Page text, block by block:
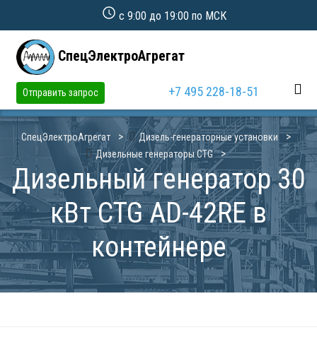
с 9:00 до 19:00 по МСК
СпецЭлектроАгрегат
Отправить запрос +7 495 228-18-51
СпецЭлектроАгрегат
Дизель-генераторные установки
Дизельные генераторы CTG
Дизельный генератор 30
кВт CTG AD-42RE в
контейнере